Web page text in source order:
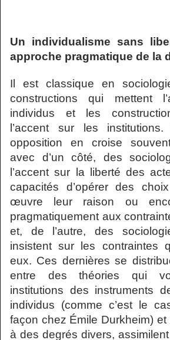
Un individualisme sans
approche pragmatique de la
Il est classique en
constructions qui mettent
individus et les
l’accent sur les
opposition en croise
avec d’un côté, des
l’accent sur la liberté des
capacités d’opérer des
œuvre leur raison ou
pragmatiquement aux
et, de l’autre, des
insistent sur les contraintes
eux. Ces dernières se
entre des théories qui
institutions des instruments
individus (comme c’est le
façon chez Émile Durkheim)
à des degrés divers,